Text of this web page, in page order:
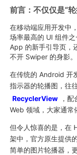
前言：不仅仅是“
在移动端应用开发中，
场率最高的 UI 组件
App 的新手引导页，
不开 Swiper 的身影。
在传统的 Android 开
指示器的轮播图，往
RecyclerView
，
Web 领域，大家通常
但令人惊喜的是，在
架中，官方原生提供
简单的图片轮播器，